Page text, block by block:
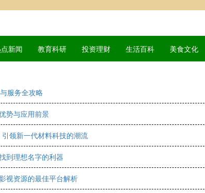
新闻 教育科研 投资理财 生活百科 美食文化
服务全攻略
势与应用前景
领新一代材料科技的潮流
到理想名字的利器
资源的最佳平台解析